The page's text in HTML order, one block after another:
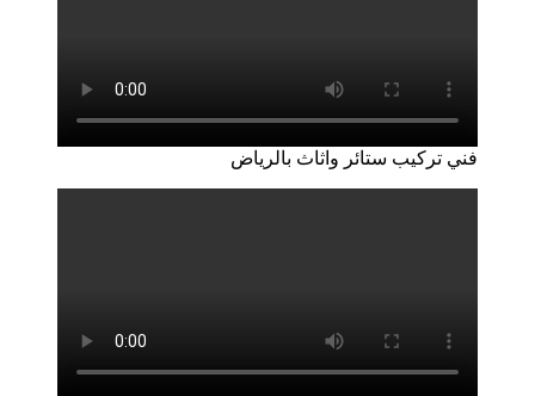
فني تركيب ستائر واثاث بالرياض